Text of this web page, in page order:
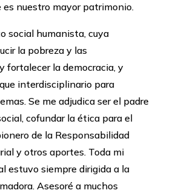
es nuestro mayor patrimonio.
social humanista, cuya
la pobreza y las
fortalecer la democracia, y
interdisciplinario para
Se me adjudica ser el padre
cofundar la ética para el
de la Responsabilidad
y otros aportes. Toda mi
estuvo siempre dirigida a la
Asesoré a muchos